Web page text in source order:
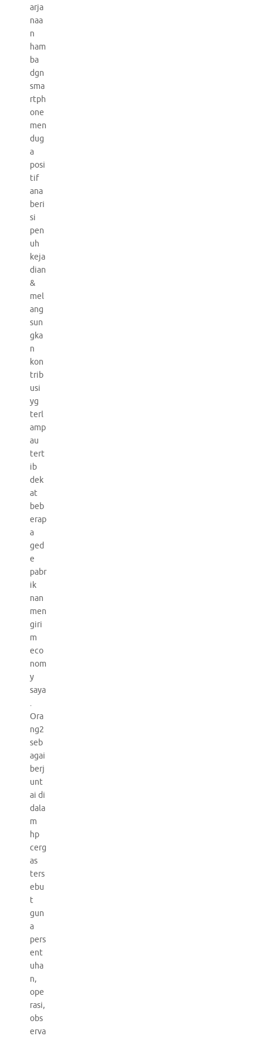
arja
naa
n
ham
ba
dgn
sma
rtph
one
men
dug
a
posi
tif
ana
beri
si
pen
uh
keja
dian
&
mel
ang
sun
gka
n
kon
trib
usi
yg
terl
amp
au
tert
ib
dek
at
beb
erap
a
ged
e
pabr
ik
nan
men
giri
m
eco
nom
y
saya
.
Ora
ng2
seb
agai
berj
unt
ai di
dala
m
hp
cerg
as
ters
ebu
t
gun
a
pers
ent
uha
n,
ope
rasi,
obs
erva